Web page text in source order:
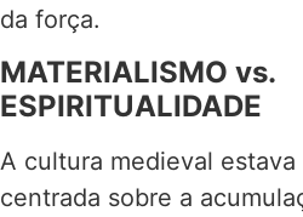
da força.
MATERIALISMO vs.
ESPIRITUALIDADE
A cultura medieval
centrada sobre a